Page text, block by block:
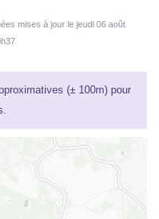
mises à jour le jeudi 06 août
(± 100m) pour